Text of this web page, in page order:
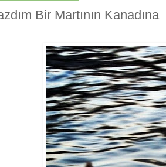
Bir Martının Kanadına